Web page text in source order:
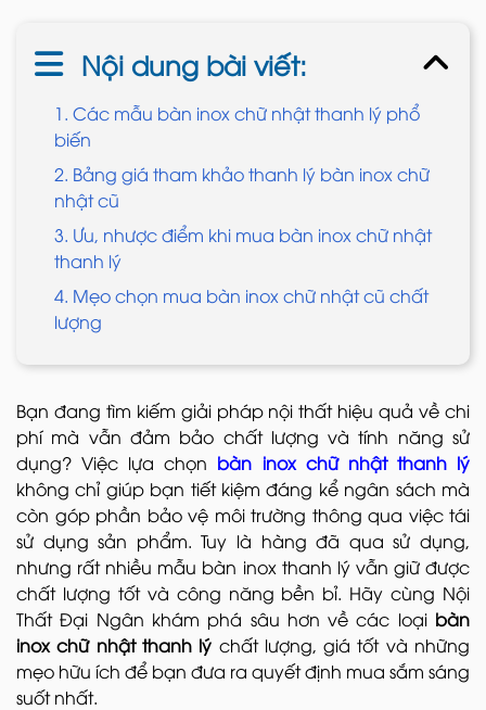
Nội dung bài viết:
1. Các mẫu bàn inox chữ nhật thanh lý phổ
biến
2. Bảng giá tham khảo thanh lý bàn inox chữ
nhật cũ
3. Ưu, nhược điểm khi mua bàn inox chữ nhật
thanh lý
4. Mẹo chọn mua bàn inox chữ nhật cũ chất
lượng
Bạn đang tìm kiếm giải pháp nội thất hiệu quả về chi
phí mà vẫn đảm bảo chất lượng và tính năng sử
dụng? Việc lựa chọn bàn inox chữ nhật thanh lý
không chỉ giúp bạn tiết kiệm đáng kể ngân sách mà
còn góp phần bảo vệ môi trường thông qua việc tái
sử dụng sản phẩm. Tuy là hàng đã qua sử dụng,
nhưng rất nhiều mẫu bàn inox thanh lý vẫn giữ được
chất lượng tốt và công năng bền bỉ. Hãy cùng Nội
Thất Đại Ngân khám phá sâu hơn về các loại bàn
inox chữ nhật thanh lý chất lượng, giá tốt và những
mẹo hữu ích để bạn đưa ra quyết định mua sắm sáng
suốt nhất.